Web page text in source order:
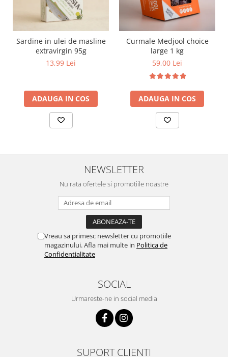
Sardine in ulei de masline
extravirgin 95g
13,99 Lei
ADAUGA IN COS
Curmale Medjool choice
large 1 kg
59,00 Lei
ADAUGA IN COS
NEWSLETTER
Nu rata ofertele si promotiile noastre
Vreau sa primesc newsletter cu promotiile
magazinului. Afla mai multe in Politica de
Confidentialitate
SOCIAL
Urmareste-ne in social media
SUPORT CLIENTI